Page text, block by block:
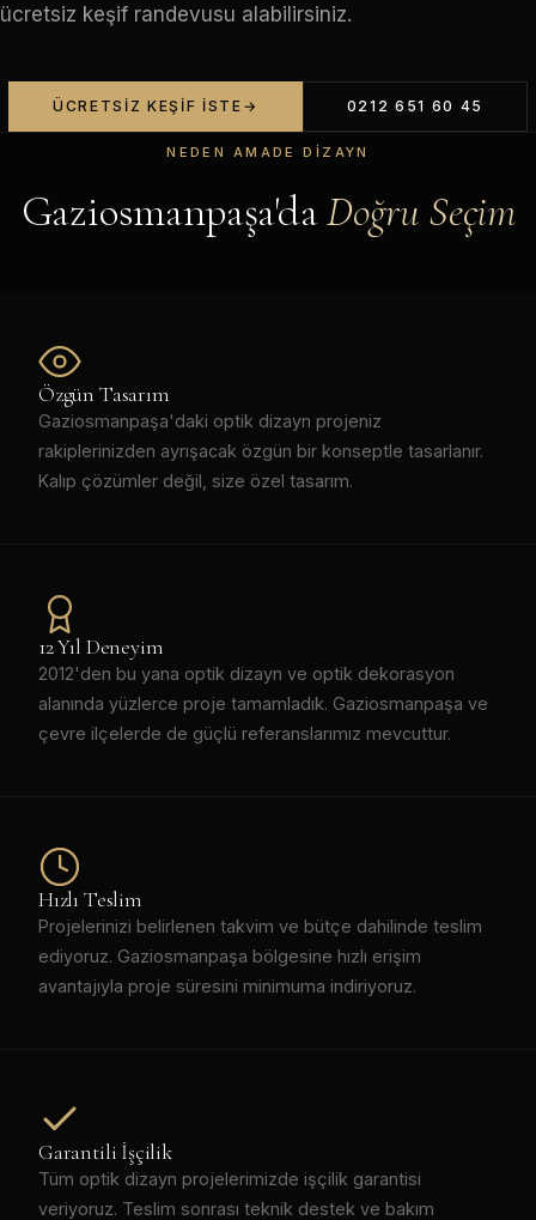
ücretsiz keşif randevusu alabilirsiniz.
ÜCRETSIZ KEŞIF İSTE 0212 651 60 45
NEDEN AMADE DIZAYN
Gaziosmanpaşa'daDoğru Seçim
Özgün Tasarım
Gaziosmanpaşa'daki optik dizayn projeniz
rakiplerinizden ayrışacak özgün bir konseptle tasarlanır.
Kalıp çözümler değil, size özel tasarım.
12 Yıl Deneyim
2012'den bu yana optik dizayn ve optik dekorasyon
alanında yüzlerce proje tamamladık. Gaziosmanpaşa ve
çevre ilçelerde de güçlü referanslarımız mevcuttur.
Hızlı Teslim
Projelerinizi belirlenen takvim ve bütçe dahilinde teslim
ediyoruz. Gaziosmanpaşa bölgesine hızlı erişim
avantajıyla proje süresini minimuma indiriyoruz.
Garantili İşçilik
Tüm optik dizayn projelerimizde işçilik garantisi
veriyoruz. Teslim sonrası teknik destek ve bakım